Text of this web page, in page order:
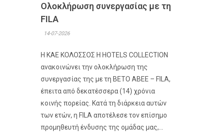
Ολοκλήρωση συνεργασίας με τη
FILA
14-07-2026
Η ΚΑΕ ΚΟΛΟΣΣΟΣ H HOTELS COLLECTION
ανακοινώνει την ολοκλήρωση της
συνεργασίας της με τη ΒΕΤΟ ΑΒΕΕ – FILA,
έπειτα από δεκατέσσερα (14) χρόνια
κοινής πορείας. Κατά τη διάρκεια αυτών
των ετών, η FILA αποτέλεσε τον επίσημο
προμηθευτή ένδυσης της ομάδας μας,...